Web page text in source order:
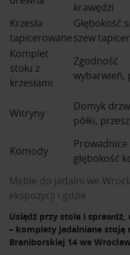
Meble do jadalni we
ekspozycji i gdzie
krawędzi
Krzesła
tapicerowane
Głębokość
szew
Komplet
stołu z
krzesłami
Zgodność
wybarwień,
Witryny
Domyk
półki,
Komody
Prowadnice
głębokość
Usiądź przy stole i sprawdź,
– komplety jadalniane stoją
Braniborskiej 14 we